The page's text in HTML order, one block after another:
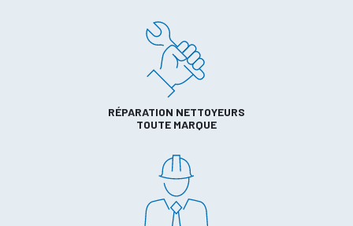
RÉPARATION NETTOYEURS
TOUTE MARQUE